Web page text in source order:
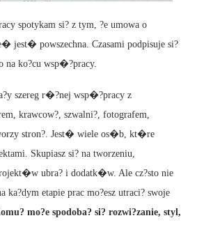
spotykam si? z tym, ?e umowa o
jest� powszechna. Czasami podpisuje si?
na ko?cu wsp�?pracy.
szereg r�?nej wsp�?pracy z
krawcow?, szwalni?, fotografem,
stron?. Jest� wiele os�b, kt�re
Skupiasz si? na tworzeniu,
ubra? i dodatk�w. Ale cz?sto nie
ka?dym etapie prac mo?esz utraci? swoje
mo?e spodoba? si? rozwi?zanie, styl,